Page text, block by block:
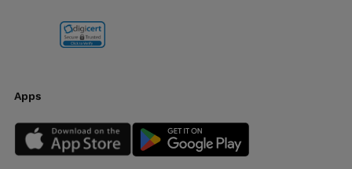
Apps